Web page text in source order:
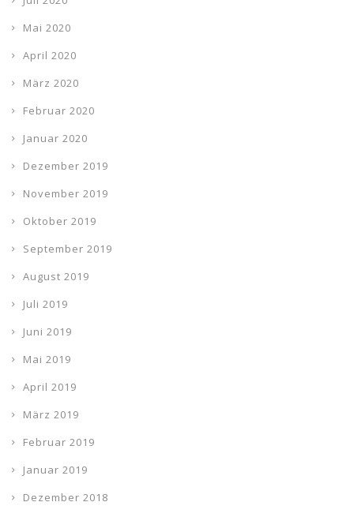
Mai 2020
April 2020
März 2020
Februar 2020
Januar 2020
Dezember 2019
November 2019
Oktober 2019
September 2019
August 2019
Juli 2019
Juni 2019
Mai 2019
April 2019
März 2019
Februar 2019
Januar 2019
Dezember 2018